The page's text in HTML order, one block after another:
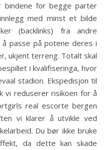
bindene for begge parter
med minst et bilde
(backlinks) fra andre
passe på potene deres i
ukjent terreng. Totalt skal
i kvalifiseringa, hvor
stadion. Ekspedisjon til
vi reduserer risikoen for å
real escorte bergen
vi klarer å utvikle ved
Du bør ikke bruke
da dette kan skade